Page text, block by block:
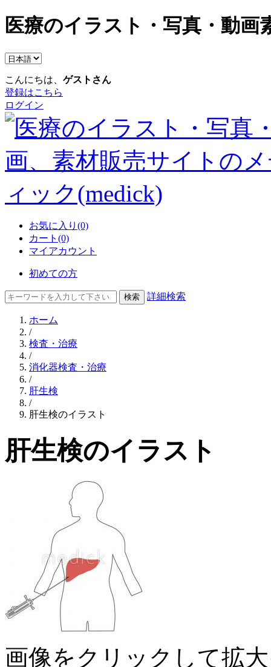
医療のイラスト・写真・動画
こんにちは、 ゲストさん
登録はこちら
ログイン
お気に入り(0)
カート(0)
マイアカウント
初めての方
詳細検索
ホーム
/
検査・治療
/
消化器検査・治療
/
肝生検
/
肝生検のイラスト
肝生検のイラスト
画像をクリックして拡